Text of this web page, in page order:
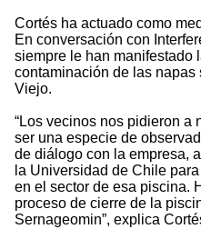
Cortés ha actuado como
En conversación con
siempre le han manifestado
contaminación de las napas
Viejo.
“Los vecinos nos pidieron a
ser una especie de
de diálogo con la empresa,
la Universidad de Chile
en el sector de esa piscina.
proceso de cierre de la
Sernageomin”, explica